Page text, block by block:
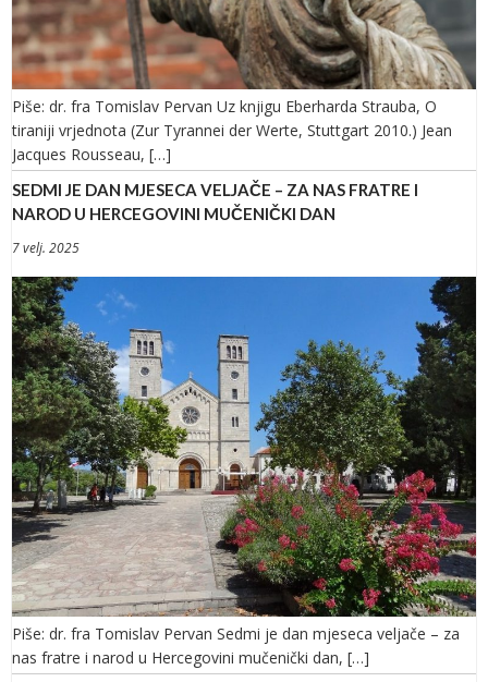
Piše: dr. fra Tomislav Pervan Uz knjigu Eberharda Strauba, O
tiraniji vrjednota (Zur Tyrannei der Werte, Stuttgart 2010.) Jean
Jacques Rousseau, […]
SEDMI JE DAN MJESECA VELJAČE – ZA NAS FRATRE I
NAROD U HERCEGOVINI MUČENIČKI DAN
7 velj. 2025
Piše: dr. fra Tomislav Pervan Sedmi je dan mjeseca veljače – za
nas fratre i narod u Hercegovini mučenički dan, […]